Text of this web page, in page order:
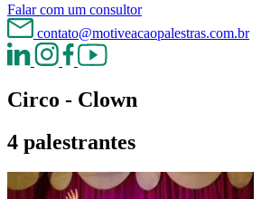
Falar com um consultor
contato@motiveacaopalestras.com.br
Circo - Clown
4 palestrantes